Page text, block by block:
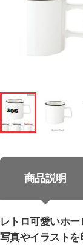
商品説明
レトロ可愛いホ
写真やイラストを